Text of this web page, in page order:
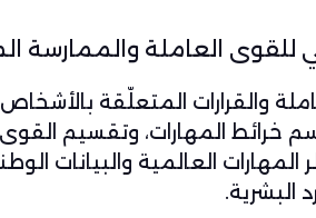
للقوى العاملة والممارسة
والقرارات المتعلّقة
خرائط المهارات، وتقسيم
العالمية والبيانات
البشرية.